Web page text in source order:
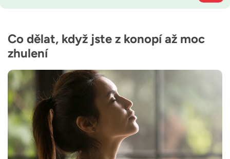
Co dělat, když jste z konopí až moc
zhulení